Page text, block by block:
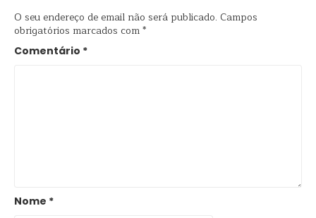
O seu endereço de email não será publicado. Campos
obrigatórios marcados com*
Comentário *
Nome *